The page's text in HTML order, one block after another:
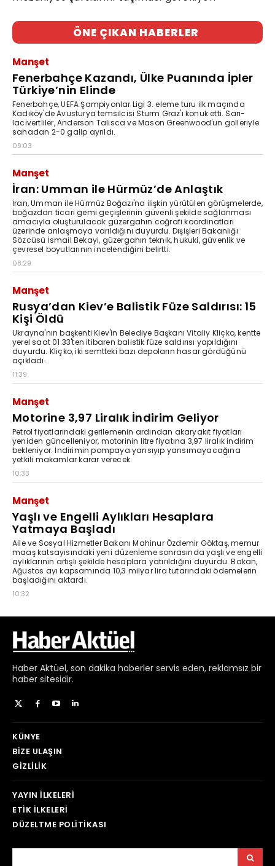
Haber Aktüel, son dakika haberler servis eden, reklamsız bir
haber sitesidir.
KÜNYE
BIZE ULAŞIN
GIZLILIK
YAYIN İLKELERI
ETIK İLKELERI
DÜZELTME POLITIKASI